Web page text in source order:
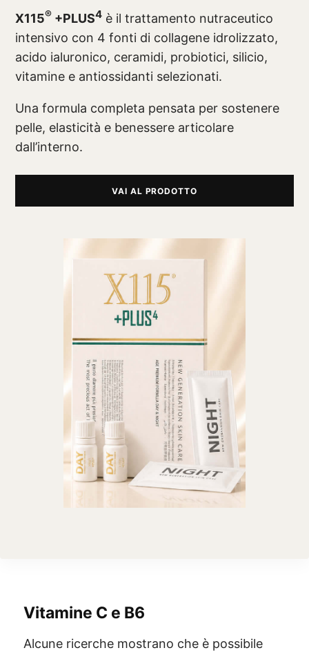
X115® +PLUS4 è il trattamento nutraceutico
intensivo con 4 fonti di collagene idrolizzato,
acido ialuronico, ceramidi, probiotici, silicio,
vitamine e antiossidanti selezionati.
Una formula completa pensata per sostenere
pelle, elasticità e benessere articolare
dall’interno.
VAI AL PRODOTTO
Vitamine C e B6
Alcune ricerche mostrano che è possibile